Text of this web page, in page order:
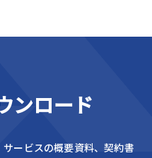
ンロード
ービスの概要資料、契約書